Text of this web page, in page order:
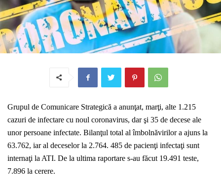
Grupul de Comunicare Strategică a anunţat, marţi, alte 1.215
cazuri de infectare cu noul coronavirus, dar şi 35 de decese ale
unor persoane infectate. Bilanţul total al îmbolnăvirilor a ajuns la
63.762, iar al deceselor la 2.764. 485 de pacienţi infectaţi sunt
internaţi la ATI. De la ultima raportare s-au făcut 19.491 teste,
7.896 la cerere.